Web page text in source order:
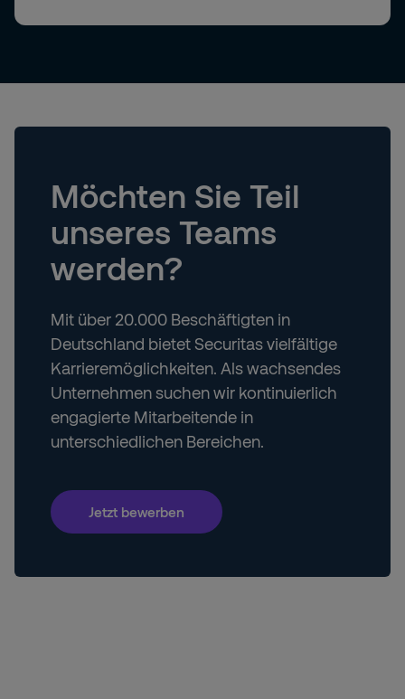
Möchten Sie Teil
unseres Teams
werden?
Mit über 20.000 Beschäftigten in
Deutschland bietet Securitas vielfältige
Karrieremöglichkeiten. Als wachsendes
Unternehmen suchen wir kontinuierlich
engagierte Mitarbeitende in
unterschiedlichen Bereichen.
Jetzt bewerben